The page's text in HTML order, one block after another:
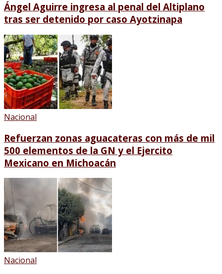
Ángel Aguirre ingresa al penal del Altiplano
tras ser detenido por caso Ayotzinapa
Nacional
Refuerzan zonas aguacateras con más de mil
500 elementos de la GN y el Ejercito
Mexicano en Michoacán
Nacional